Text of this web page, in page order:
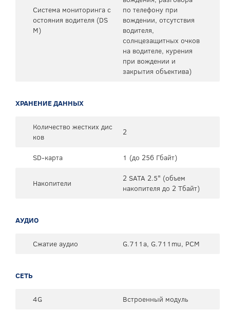
Система мониторинга с
остояния водителя (DS
M)
по телефону при
вождении, отсутствия
водителя,
солнцезащитных очков
на водителе, курения
при вождении и
закрытия объектива)
ХРАНЕНИЕ ДАННЫХ
Количество жестких дис
ков
2
SD-карта 1 (до 256 Гбайт)
Накопители
2 SATA 2.5" (объем
накопителя до 2 Тбайт)
АУДИО
Сжатие аудио G.711a, G.711mu, PCM
СЕТЬ
4G Встроенный модуль